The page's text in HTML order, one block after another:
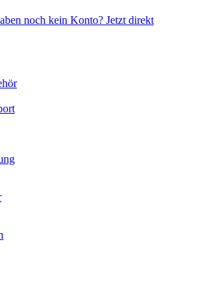
noch kein Konto? Jetzt direkt